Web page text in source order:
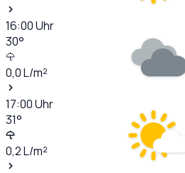
16:00Uhr
30°
0,0L/m²
17:00Uhr
31°
0,2L/m²